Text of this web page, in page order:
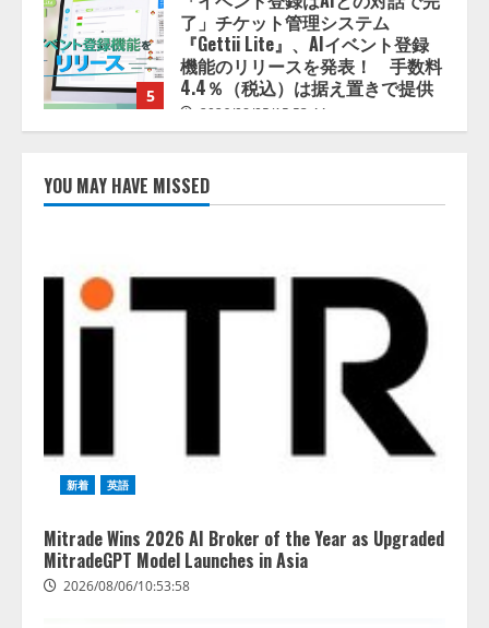
1
PeopleX、『AI面接の教科書——
人と人がより良く出会うための使
い方』の刊行予定を公開
2026/08/06/09:53:54
来を見据え、顧客接点を収益に変
える「Helpfeel Growth」提供開始
FDUA 生成AIWG、『金融生成AIガ
イドライン（第1.2版）』を公開
生成AI経由のWebサイト流入、1年
半で約7.8倍に ChatGPTなどの
YOU MAY HAVE MISSED
新着 英語
Mitrade Wins 2026 AI Broker of the Year as Upgraded
MitradeGPT Model Launches in Asia
2026/08/06/10:53:58